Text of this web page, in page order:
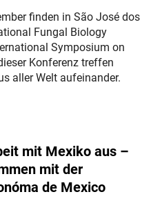
finden in São José dos
Fungal Biology
Symposium on
Konferenz treffen
aller Welt aufeinander.
mit Mexiko aus –
mit der
de Mexico